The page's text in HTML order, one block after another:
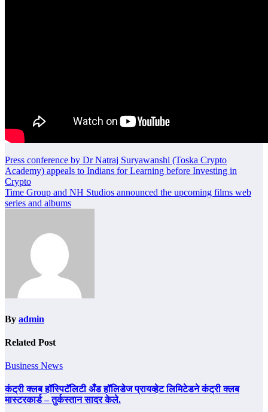
Post
navigation
Press conference by Dr Natraj Suryawanshi (Toska Crypto
Academy) appeals to Indians for Learning before Investing in
Crypto
Time Group and NH Studios announced the upcoming films web
series and albums
By admin
Related Post
Business News
कंट्री क्लब हॉस्पिटॅलिटी अँड हॉलिडेज प्रायव्हेट लिमिटेडने कंट्री क्लब
मास्टरकार्ड – तुर्कस्तान सादर केले.